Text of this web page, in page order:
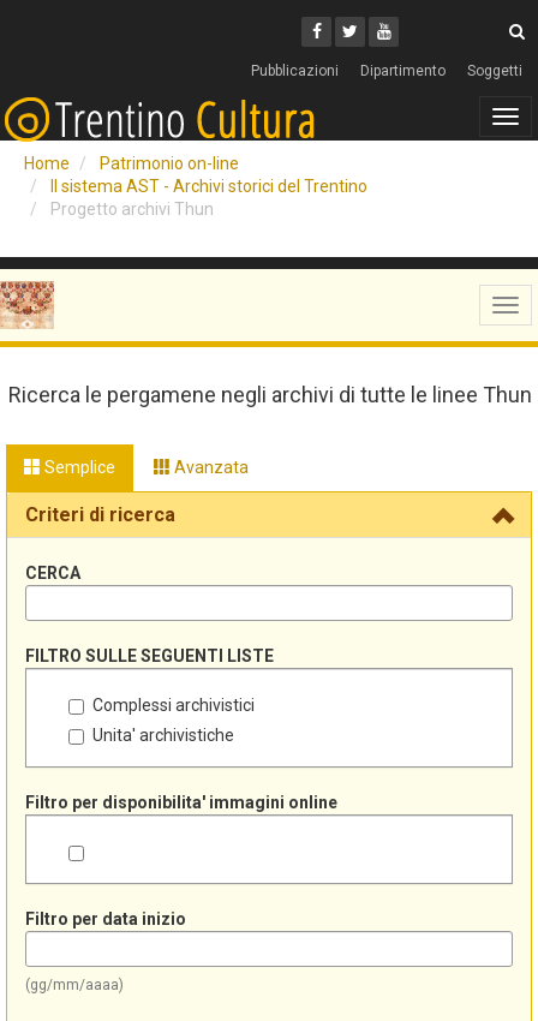
Facebook
Twitter
Youtube
Pubblicazioni Dipartimento Soggetti
Home
Patrimonio on-line
Il sistema AST - Archivi storici del Trentino
Progetto archivi Thun
Ricerca le pergamene negli archivi di tutte le linee Thun
Semplice Avanzata
Criteri di ricerca
CERCA
FILTRO SULLE SEGUENTI LISTE
Complessi archivistici
Unita' archivistiche
Filtro per disponibilita' immagini online
Filtro per data inizio
(gg/mm/aaaa)